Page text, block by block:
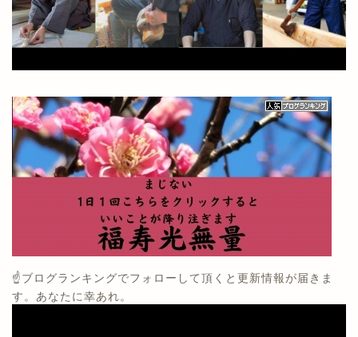
☝️ブログランキングでフォローして頂くと更新情報が届きま
す。あなたに幸あれ。